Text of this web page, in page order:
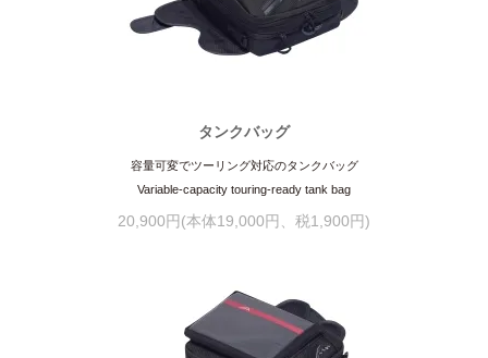
タンクバッグ
容量可変でツーリング対応のタンクバッグ
Variable-capacity touring-ready tank bag
20,900円(本体19,000円、税1,900円)